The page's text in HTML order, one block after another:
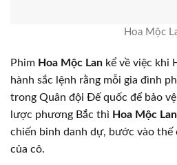
Hoa Mộc
Phim Hoa Mộc Lan kể về việc khi
hành sắc lệnh rằng mỗi gia đình
trong Quân đội Đế quốc để bảo
lược phương Bắc thì Hoa Mộc Lan
chiến binh danh dự, bước vào thế
của cô.